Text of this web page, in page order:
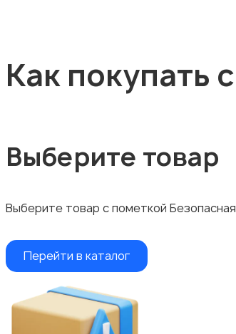
Как покупать
Выберите товар
Выберите товар с пометкой
Перейти в каталог